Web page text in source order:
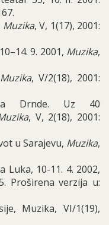
Muzika, V, 1(17), 2001:
–14. 9. 2001, Muzika,
Muzika, V/2(18), 2001:
Drnde. Uz 40
, V, 2(18), 2001:
u Sarajevu, Muzika,
Luka, 10-11. 4. 2002,
Proširena verzija u:
Muzika, VI/1(19),